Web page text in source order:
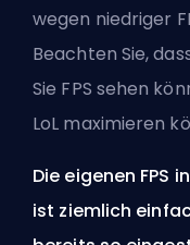
wegen niedriger
Beachten Sie,
Sie FPS sehen
LoL maximieren
Die eigenen FPS
ist ziemlich